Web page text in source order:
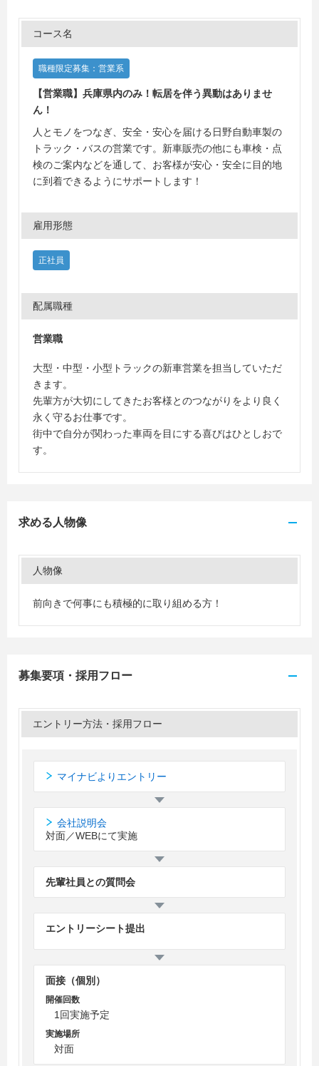
コース名
職種限定募集：営業系
【営業職】兵庫県内のみ！転居を伴う異動はありませ
ん！
人とモノをつなぎ、安全・安心を届ける日野自動車製の
トラック・バスの営業です。新車販売の他にも車検・点
検のご案内などを通して、お客様が安心・安全に目的地
に到着できるようにサポートします！
雇用形態
正社員
配属職種
営業職
大型・中型・小型トラックの新車営業を担当していただ
きます。
先輩方が大切にしてきたお客様とのつながりをより良く
永く守るお仕事です。
街中で自分が関わった車両を目にする喜びはひとしおで
す。
求める人物像
人物像
前向きで何事にも積極的に取り組める方！
募集要項・採用フロー
エントリー方法・採用フロー
マイナビよりエントリー
会社説明会
対面／WEBにて実施
先輩社員との質問会
エントリーシート提出
面接（個別）
開催回数
1回実施予定
実施場所
対面